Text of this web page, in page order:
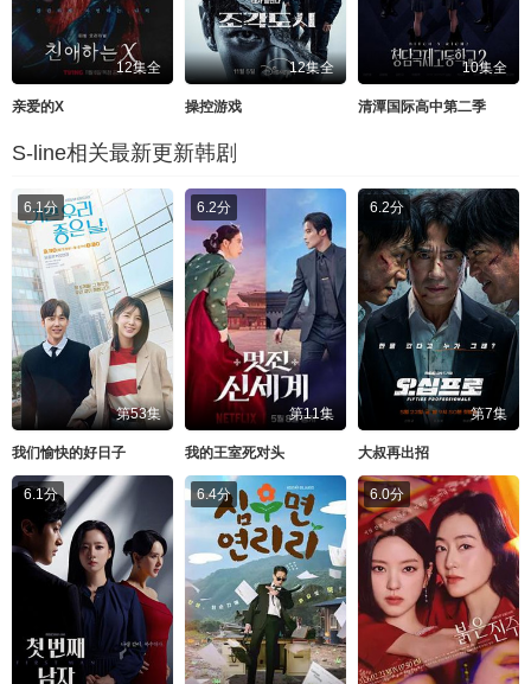
12集全
亲爱的X
12集全
操控游戏
10集全
清潭国际高中第二季
S-line相关最新更新韩剧
6.1分
第53集
我们愉快的好日子
6.2分
第11集
我的王室死对头
6.2分
第7集
大叔再出招
6.1分 6.4分 6.0分